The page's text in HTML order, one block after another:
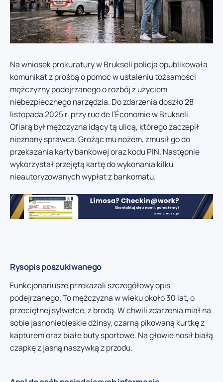
Na wniosek prokuratury w Brukseli policja opublikowała
komunikat z prośbą o pomoc w ustaleniu tożsamości
mężczyzny podejrzanego o rozbój z użyciem
niebezpiecznego narzędzia. Do zdarzenia doszło 28
listopada 2025 r. przy rue de l’Économie w Brukseli.
Ofiarą był mężczyzna idący tą ulicą, którego zaczepił
nieznany sprawca. Grożąc mu nożem, zmusił go do
przekazania karty bankowej oraz kodu PIN. Następnie
wykorzystał przejętą kartę do wykonania kilku
nieautoryzowanych wypłat z bankomatu.
Rysopis poszukiwanego
Funkcjonariusze przekazali szczegółowy opis
podejrzanego. To mężczyzna w wieku około 30 lat, o
przeciętnej sylwetce, z brodą. W chwili zdarzenia miał na
sobie jasnoniebieskie dżinsy, czarną pikowaną kurtkę z
kapturem oraz białe buty sportowe. Na głowie nosił białą
czapkę z jasną naszywką z przodu.